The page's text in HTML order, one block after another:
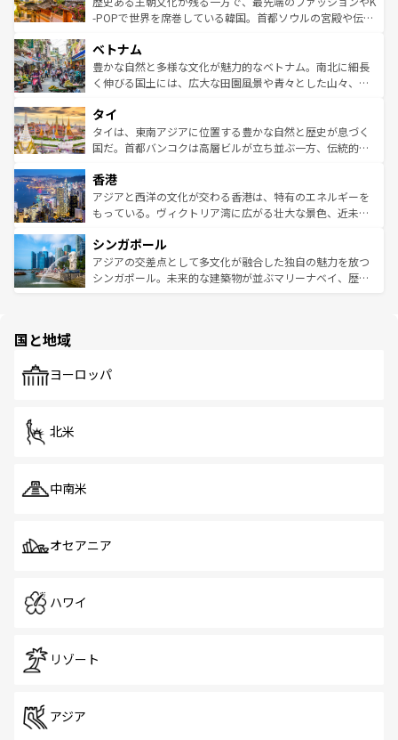
い。オーストラリアの多彩な魅力を存分に味わいつくそ
参照してほしい。
驚きをもたらしてくれる。また、奥深い台湾の食文化も魅
容にもいいと評判のスイーツなど、バラエティ豊かな料理
が味わえる。 なお、新着の台湾情報は コンテンツ一覧を参
照してほしい。
-POPで世界を席巻している韓国。首都ソウルの宮殿や伝統
き、地方に足を延ばせば四季折々の自然美を楽しむことが
できる。そして、キムチや焼肉、絶品のストリートフード
まで、さまざまな韓国料理が待っている。夜には、韓国な
リティに包まれながら、韓国の多彩な魅力を心ゆくまで味
わってみてほしい。 なお、新着の韓国情報はコンテンツ一
覧を参照してほしい。
ベトナム
豊かな自然と多様な文化が魅力的なベトナム。南北に細長
く伸びる国土には、広大な田園風景や青々とした山々、世
急速な発展と共に伝統が息づく。ハノイの古い町並みやホ
ーチミン市のフランス統治時代の建物も、独特の雰囲気を
醸し出している。また、バラエティの豊かさとおいしさで
とつ。フォーやバインミー、ベトナムコーヒーなどは、ぜ
ひ現地で味わいたい。どの地域を訪れてもあたたかい人々
が旅行者を迎えてくれるので、きっと忘れられない旅にな
参照してほしい。
タイ
タイは、東南アジアに位置する豊かな自然と歴史が息づく
国だ。首都バンコクは高層ビルが立ち並ぶ一方、伝統的な
の活気が交差している。北部ではチェンマイなどの山岳地
帯で自然と触れ合い、南部ではプーケットやクラビの美し
いビーチでリゾート気分を楽しむことができる。タイ料理
激する。気候は一年中温暖で、どの季節にも異なる楽しみ
が待っている。親しみやすいタイの人々、仏教を中心とし
た文化、そして多様な観光資源が、訪れる旅人を魅了し続
香港
アジアと西洋の文化が交わる香港は、特有のエネルギーを
もっている。ヴィクトリア湾に広がる壮大な景色、近未来
み、どこを訪れても感動するはず。観光スポットが密集し
ており、効率よく見どころを回れるのも魅力。息をのむよ
うな絶景から文化的な体験まで、香港を存分に楽しみ尽く
シンガポール
アジアの交差点として多文化が融合した独自の魅力を放つ
シンガポール。未来的な建築物が並ぶマリーナベイ、歴史
で、ホーカーズは地元の風情を楽しめる外せないスポット
国と地域
ヨーロッパ
北米
中南米
オセアニア
ハワイ
リゾート
アジア